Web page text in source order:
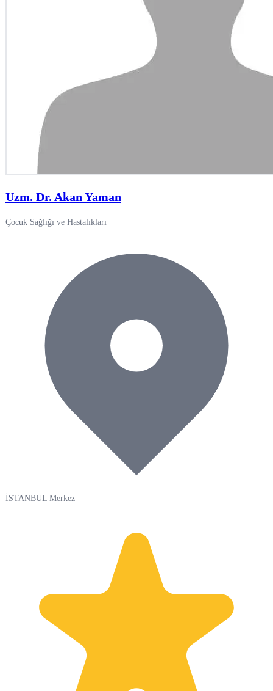
Uzm. Dr. Akan Yaman
Çocuk Sağlığı ve Hastalıkları
İSTANBUL Merkez